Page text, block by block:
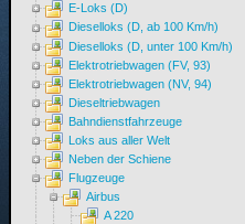
E-Loks (D)
Dieselloks (D, ab 100 Km/h)
Dieselloks (D, unter 100 Km/h)
Elektrotriebwagen (FV, 93)
Elektrotriebwagen (NV, 94)
Dieseltriebwagen
Bahndienstfahrzeuge
Loks aus aller Welt
Neben der Schiene
Flugzeuge
Airbus
A 220